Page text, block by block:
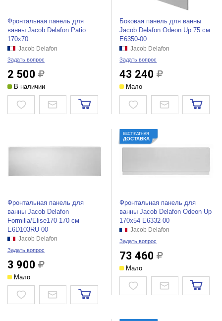
Фронтальная панель для
ванны Jacob Delafon Patio
170x70
Jacob Delafon
Задать вопрос
2 500
В наличии
Боковая панель для ванны
Jacob Delafon Odeon Up 75 см
E6350-00
Jacob Delafon
Задать вопрос
43 240
Мало
Фронтальная панель для
ванны Jacob Delafon
Formilia/Elise170 170 см
E6D103RU-00
Jacob Delafon
Задать вопрос
3 900
Мало
БЕСПЛАТНАЯ
ДОСТАВКА
Фронтальная панель для
ванны Jacob Delafon Odeon Up
170x54 E6332-00
Jacob Delafon
Задать вопрос
73 460
Мало